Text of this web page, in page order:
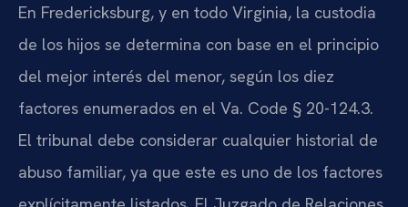
En Fredericksburg, y en todo Virginia, la custodia
de los hijos se determina con base en el principio
del mejor interés del menor, según los diez
factores enumerados en el Va. Code § 20-124.3.
El tribunal debe considerar cualquier historial de
abuso familiar, ya que este es uno de los factores